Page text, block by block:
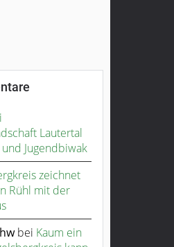
Lautertal
Jugendbiwak
zeichnet
Rühl mit der
bei Kaum ein